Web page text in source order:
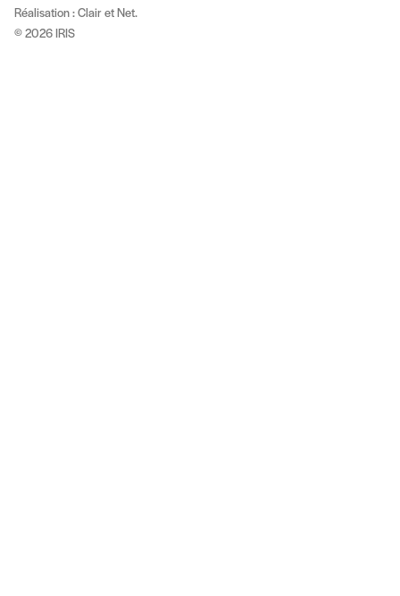
Réalisation : Clair et Net.(nouvelle fenêtre)
© 2026 IRIS